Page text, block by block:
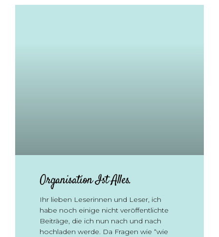
Organisation Ist Alles.
Ihr lieben Leserinnen und Leser, ich
habe noch einige nicht veröffentlichte
Beiträge, die ich nun nach und nach
hochladen werde. Da Fragen wie “wie